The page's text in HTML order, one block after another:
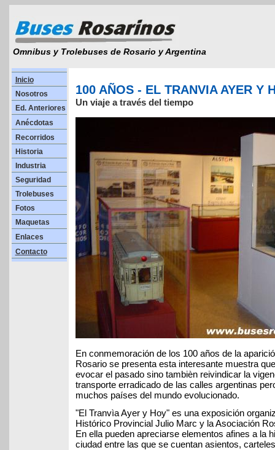
Omnibus y Trolebuses de Rosario y Argentina
Inicio
Nosotros
Ed. Anteriores
Anécdotas
Recorridos
Historia
Industria
Seguridad
Trolebuses
Fotos
Maquetas
Enlaces
Contacto
100 AÑOS - EL TRANVIA AYER Y
Un viaje a través del tiempo
En conmemoración de los 100 años de la
Rosario se presenta esta interesante muestra
evocar el pasado sino tambièn reivindicar la
transporte erradicado de las calles argentinas
muchos países del mundo evolucionado.
"El Tranvìa Ayer y Hoy" es una exposición
Histórico Provincial Julio Marc y la Asociación
En ella pueden apreciarse elementos afines a la
ciudad entre las que se cuentan asientos,